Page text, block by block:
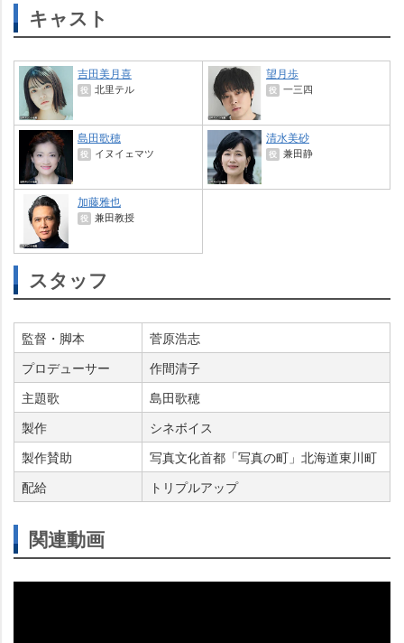
キャスト
吉田美月喜
役 北里テル
望月歩
役 一三四
島田歌穂
役 イヌイェマツ
清水美砂
役 兼田静
加藤雅也
役 兼田教授
スタッフ
監督・脚本
菅原浩志
プロデューサー
作間清子
主題歌
島田歌穂
製作
シネボイス
製作賛助
写真文化首都「写真の町」北海道東川町
配給
トリプルアップ
関連動画